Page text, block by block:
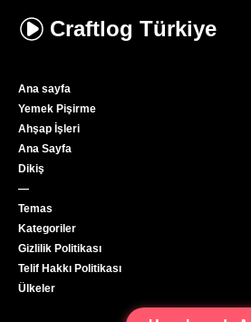
Craftlog Türkiye
Ana sayfa
Yemek Pişirme
Ahşap İşleri
Ana Sayfa
Dikiş
—
Temas
Kategoriler
Gizlilik Politikası
Telif Hakkı Politikası
Ülkeler